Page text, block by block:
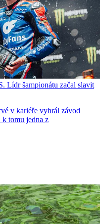
Lídr šampionátu začal slavit
v kariéře vyhrál závod
tomu jedna z